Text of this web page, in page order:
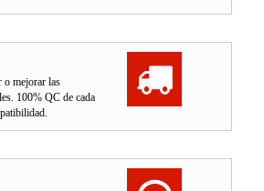
o mejorar las
100% QC de cada